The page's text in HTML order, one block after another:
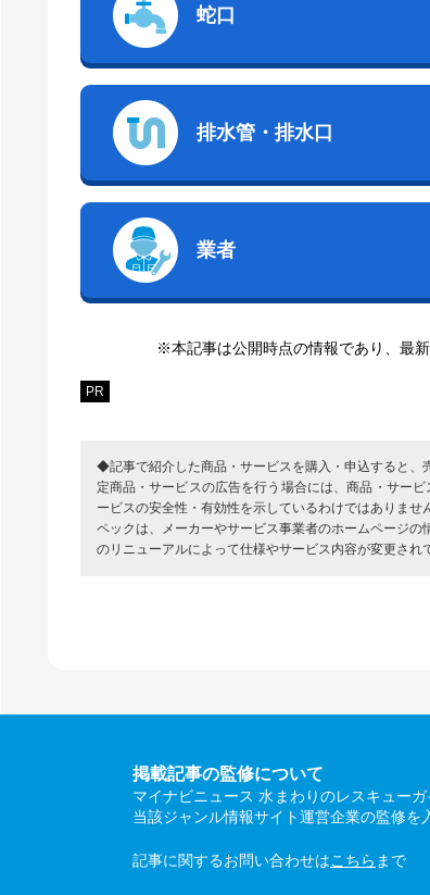
蛇口
排水管・排水口
業者
※本記事は公開時点の情報であり、最
PR
◆記事で紹介した商品・サービスを購入・申込すると
定商品・サービスの広告を行う場合には、商品・サー
ービスの安全性・有効性を示しているわけではありま
ペックは、メーカーやサービス事業者のホームページ
のリニューアルによって仕様やサービス内容が変更され
掲載記事の監修について
マイナビニュース 水まわりのレスキュー
当該ジャンル情報サイト運営企業の監修を
記事に関するお問い合わせはこちら まで